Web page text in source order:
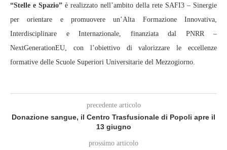
“Stelle e Spazio” è realizzato nell’ambito della rete SAFI3 – Sinergie
per orientare e promuovere un’Alta Formazione Innovativa,
Interdisciplinare e Internazionale, finanziata dal PNRR –
NextGenerationEU, con l’obiettivo di valorizzare le eccellenze
formative delle Scuole Superiori Universitarie del Mezzogiorno.
precedente articolo
Donazione sangue, il Centro Trasfusionale di Popoli apre il
13 giugno
prossimo articolo